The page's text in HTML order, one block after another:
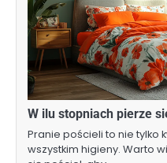
W ilu stopniach pierze
Pranie pościeli to nie tylko
wszystkim higieny. Warto